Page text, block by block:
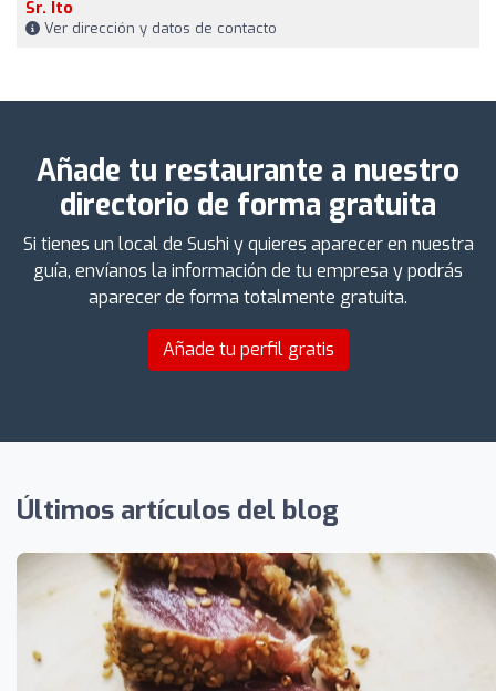
Sr. Ito
Ver dirección y datos de contacto
Añade tu restaurante a nuestro
directorio de forma gratuita
Si tienes un local de Sushi y quieres aparecer en nuestra
guía, envíanos la información de tu empresa y podrás
aparecer de forma totalmente gratuita.
Añade tu perfil gratis
Últimos artículos del blog